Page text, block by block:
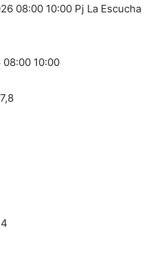
08:00 10:00 Pj La Escucha
08:00 10:00